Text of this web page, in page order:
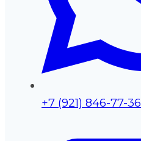
+7 (921) 846-77-36